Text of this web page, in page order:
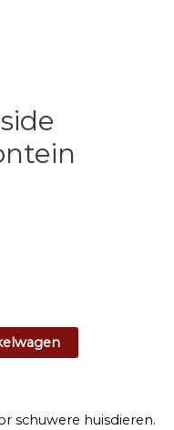
schuwere huisdieren.